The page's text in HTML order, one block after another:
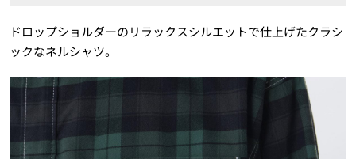
ドロップショルダーのリラックスシルエットで仕上げたクラシ
ックなネルシャツ。